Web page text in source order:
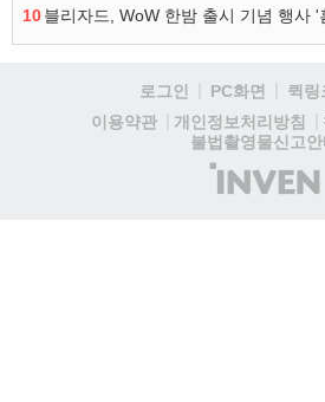
10블리자드, WoW 한밤 출시 기념 행사 '
로그인 PC화면 퀵링
이용약관
개인정보처리방침
불법촬영물신고안
(주)
인